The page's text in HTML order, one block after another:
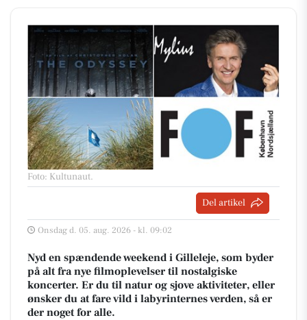
Foto: Kultunaut.
Del artikel
Onsdag d. 05. aug. 2026 - kl. 09:02
Nyd en spændende weekend i Gilleleje, som byder
på alt fra nye filmoplevelser til nostalgiske
koncerter. Er du til natur og sjove aktiviteter, eller
ønsker du at fare vild i labyrinternes verden, så er
der noget for alle.